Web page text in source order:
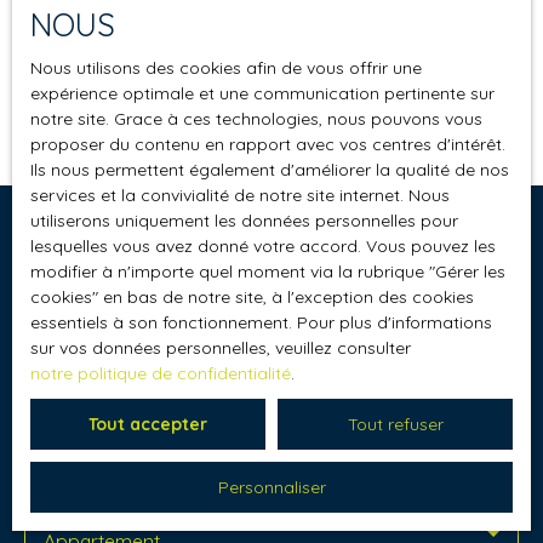
Appartement
Lucinges (74380)
Budget max (€)
Surface min (m²)
Rechercher
Aucun résultat
Ne manquez plus aucun bien
correspondant à votre recherche !
Prénom Nom
Email
NOUS
Nous utilisons des cookies afin de vous offrir une
expérience optimale et une communication pertinente sur
notre site. Grace à ces technologies, nous pouvons vous
proposer du contenu en rapport avec vos centres d'intérêt.
Ils nous permettent également d'améliorer la qualité de nos
services et la convivialité de notre site internet. Nous
utiliserons uniquement les données personnelles pour
lesquelles vous avez donné votre accord. Vous pouvez les
modifier à n'importe quel moment via la rubrique ″Gérer les
cookies″ en bas de notre site, à l'exception des cookies
essentiels à son fonctionnement. Pour plus d'informations
sur vos données personnelles, veuillez consulter
notre politique de confidentialité.
Tout accepter Tout refuser
Personnaliser